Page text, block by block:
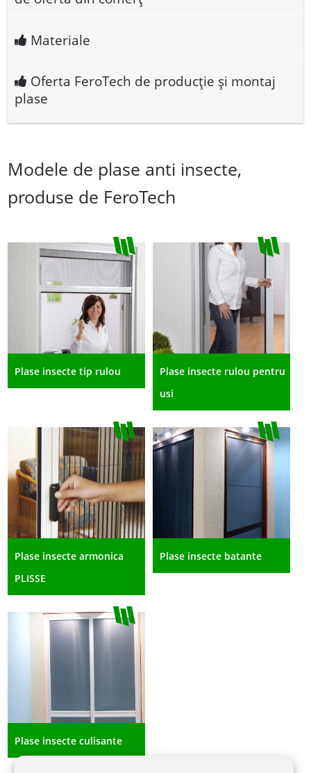
Materiale
Oferta FeroTech de producție și montaj
plase
Modele de plase anti insecte,
produse de FeroTech
Plase insecte tip rulou
Plase insecte rulou pentru
usi
Plase insecte armonica
PLISSE
Plase insecte batante
Plase insecte culisante